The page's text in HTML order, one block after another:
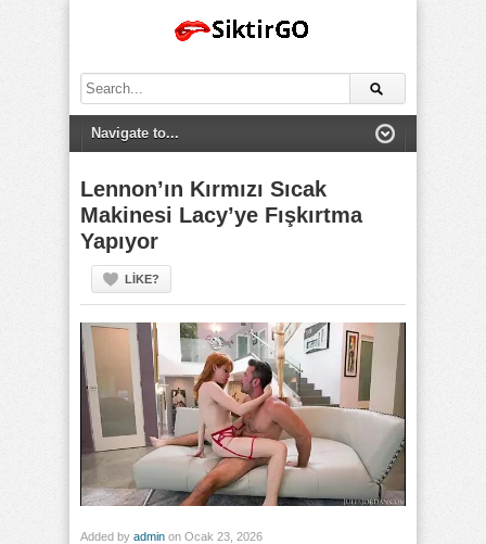
Search
for:
Lennon’ın Kırmızı Sıcak
Makinesi Lacy’ye Fışkırtma
Yapıyor
LIKE?
Added by admin on Ocak 23, 2026